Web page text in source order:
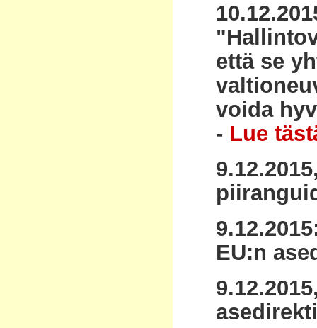
että se
voida
- Lue
EU:n